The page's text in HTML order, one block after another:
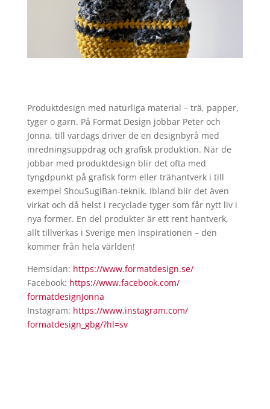
Produktdesign med naturliga material – trä, papper,
tyger o garn. På Format Design jobbar Peter och
Jonna, till vardags driver de en designbyrå med
inredningsuppdrag och grafisk produktion. När de
jobbar med produktdesign blir det ofta med
tyngdpunkt på grafisk form eller trähantverk i till
exempel ShouSugiBan-teknik. Ibland blir det även
virkat och då helst i recyclade tyger som får nytt liv i
nya former. En del produkter är ett rent hantverk,
allt tillverkas i Sverige men inspirationen – den
kommer från hela världen!
Hemsidan: https://www.formatdesign.se/
Facebook: https://www.facebook.com/
formatdesignJonna
Instagram: https://www.instagram.com/
formatdesign_gbg/?hl=sv